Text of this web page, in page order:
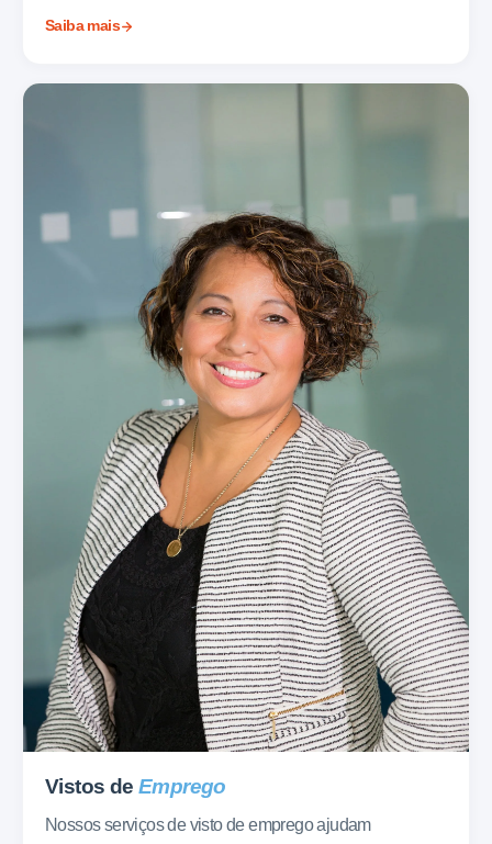
Saiba mais
Vistos de Emprego
Nossos serviços de visto de emprego ajudam